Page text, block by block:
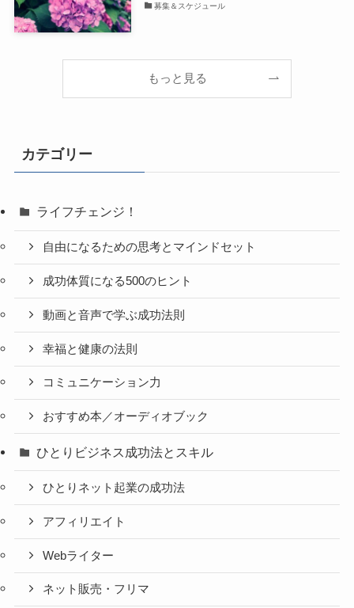
募集＆スケジュール
もっと見る
カテゴリー
ライフチェンジ！
自由になるための思考とマインドセット
成功体質になる500のヒント
動画と音声で学ぶ成功法則
幸福と健康の法則
コミュニケーション力
おすすめ本／オーディオブック
ひとりビジネス成功法とスキル
ひとりネット起業の成功法
アフィリエイト
Webライター
ネット販売・フリマ